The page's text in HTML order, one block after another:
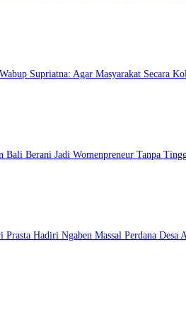
Supriatna: Agar Masyarakat Secara
Bali Berani Jadi Womenpreneur Tanpa
Hadiri Ngaben Massal Perdana Desa